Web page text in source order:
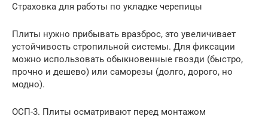
Страховка для работы по укладке черепицы
Плиты нужно прибывать вразброс, это увеличивает
устойчивость стропильной системы. Для фиксации
можно использовать обыкновенные гвозди (быстро,
прочно и дешево) или саморезы (долго, дорого, но
модно).
ОСП-3. Плиты осматривают перед монтажом